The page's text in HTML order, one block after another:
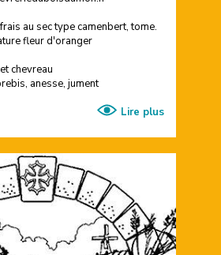
au sec type camenbert, tome.
fleur d'oranger
chevreau
anesse, jument
Lire plus